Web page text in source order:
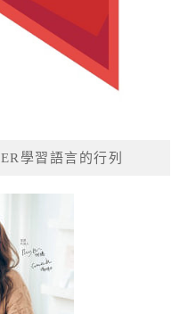
學習語言的行列